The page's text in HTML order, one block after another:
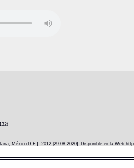
México D.F.]: 2012 [29-08-2020]. Disponible en la Web